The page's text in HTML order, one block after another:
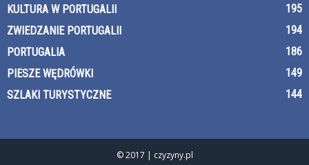
KULTURA W PORTUGALII
195
ZWIEDZANIE PORTUGALII
194
PORTUGALIA
186
PIESZE WĘDRÓWKI
149
SZLAKI TURYSTYCZNE
144
© 2017 | czyzyny.pl